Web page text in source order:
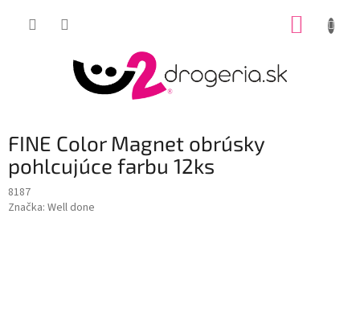
FINE Color Magnet obrúsky
pohlcujúce farbu 12ks
8187
Značka: Well done